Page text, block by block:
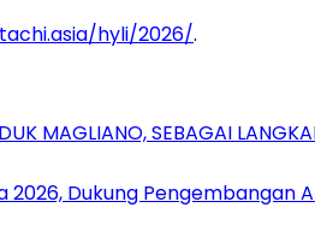
hyli/2026/.
MAGLIANO, SEBAGAI
2026, Dukung Pengembangan